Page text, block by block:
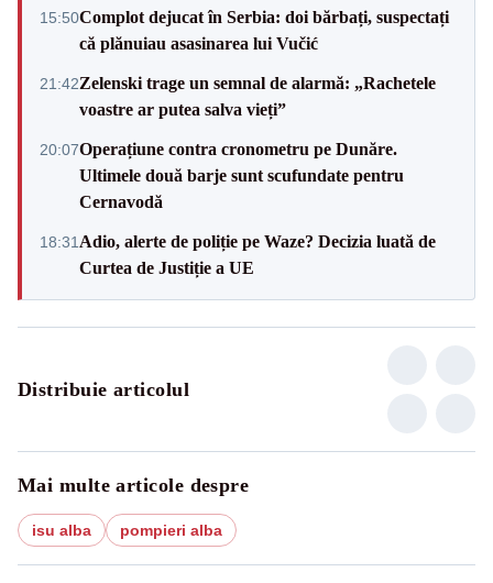
15:50Complot dejucat în Serbia: doi bărbați, suspectați
că plănuiau asasinarea lui Vučić
21:42Zelenski trage un semnal de alarmă: „Rachetele
voastre ar putea salva vieți”
20:07Operațiune contra cronometru pe Dunăre.
Ultimele două barje sunt scufundate pentru
Cernavodă
18:31 Adio, alerte de poliție pe Waze? Decizia luată de
Curtea de Justiție a UE
Distribuie articolul
Mai multe articole despre
isu alba pompieri alba